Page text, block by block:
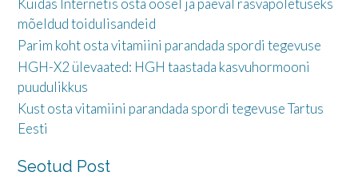
Kuidas Internetis osta öösel ja päeval rasvapõletuseks
mõeldud toidulisandeid
Parim koht osta vitamiini parandada spordi tegevuse
HGH-X2 ülevaated: HGH taastada kasvuhormooni
puudulikkus
Kust osta vitamiini parandada spordi tegevuse Tartus
Eesti
Seotud Post